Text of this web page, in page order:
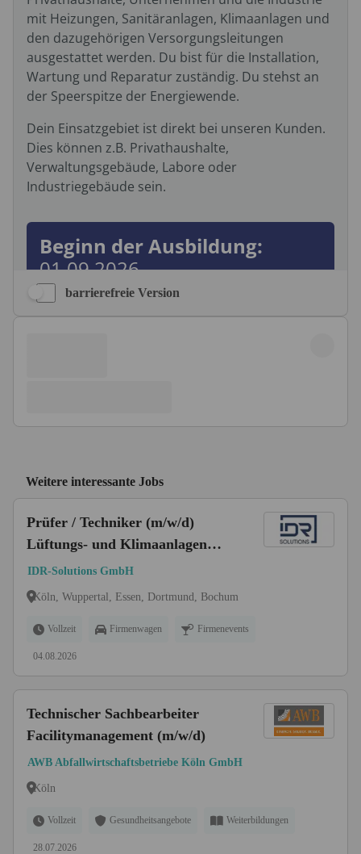
barrierefreie Version
Weitere interessante Jobs
Prüfer / Techniker (m/w/d)
Lüftungs- und Klimaanlagen
SHK - Quereinstieg möglich
IDR-Solutions GmbH
Köln, Wuppertal, Essen, Dortmund, Bochum
Vollzeit Firmenwagen Firmenevents
04.08.2026
Technischer Sachbearbeiter
Facilitymanagement (m/w/d)
AWB Abfallwirtschaftsbetriebe Köln GmbH
Köln
Vollzeit Gesundheitsangebote Weiterbildungen
28.07.2026